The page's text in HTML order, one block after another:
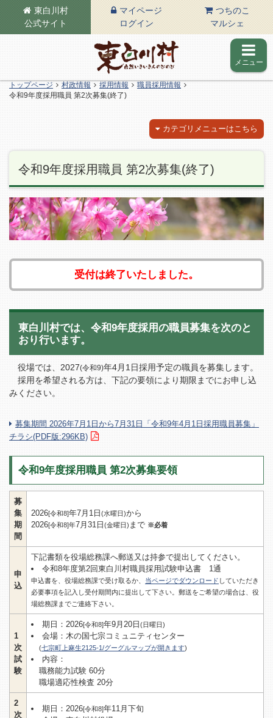
東白川村
公式サイト
マイページ
ログイン
つちのこ
マルシェ
東白川村の公式サイト
メニュー
トップページ 村政情報 採用情報
職員採用情報
令和9年度採用職員 第2次募集(終了)
カテゴリメニューはこちら
令和9年度採用職員 第2次募集(終了)
受付は終了いたしました。
東白川村では、令和9年度採用の職員募集を次のと
おり行います。
役場では、2027(令和9)年4月1日採用予定の職員を募集します。
採用を希望される方は、下記の要領により期限までにお申し込
みください。
募集期間 2026年7月1日から7月31日「令和9年4月1日採用職員募集」
チラシ(PDF版:296KB)
令和9年度採用職員 第2次募集要領
募
集
期
間
2026[令和8]年7月1日(水曜日)から
2026[令和8]年7月31日(金曜日) まで ※必着
申
込
下記書類を役場総務課へ郵送又は持参で提出してください。
令和8年度第2回東白川村職員採用試験申込書 1通
申込書を、役場総務課で受け取るか、 当ページでダウンロード していただき
必要事項を記⼊し受付期間内に提出して下さい。郵送をご希望の場合は、役
場総務課までご連絡下さい。
1
次
試
験
期日：2026[令和8]年9月20日(日曜日)
会場：木の国七宗コミュニティセンター
(七宗町上麻生2125-1/グーグルマップが開きます)
内容：
職務能力試験 60分
職場適応性検査 20分
2
次
期日：2026[令和8]年11月下旬